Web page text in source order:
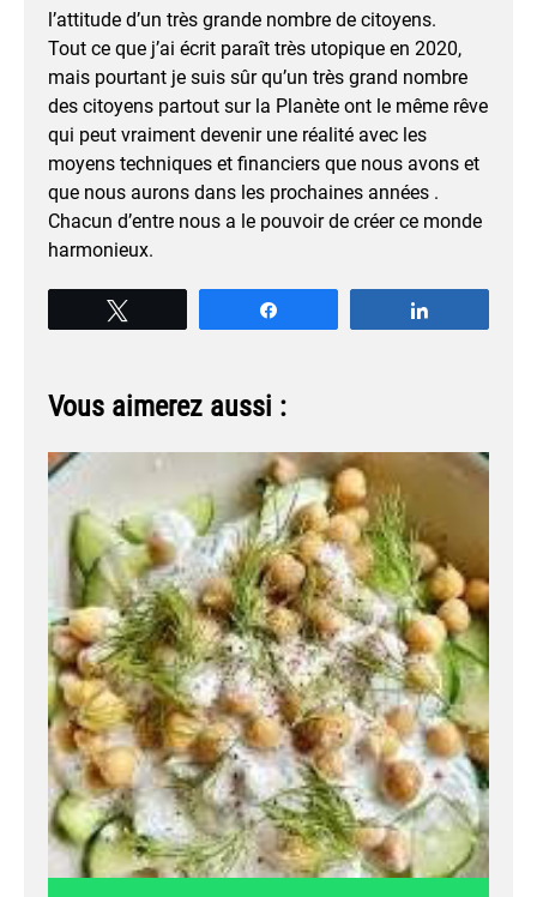
l’attitude d’un très grande nombre de citoyens.
Tout ce que j’ai écrit paraît très utopique en 2020,
mais pourtant je suis sûr qu’un très grand nombre
des citoyens partout sur la Planète ont le même rêve
qui peut vraiment devenir une réalité avec les
moyens techniques et financiers que nous avons et
que nous aurons dans les prochaines années .
Chacun d’entre nous a le pouvoir de créer ce monde
harmonieux.
Vous aimerez aussi :